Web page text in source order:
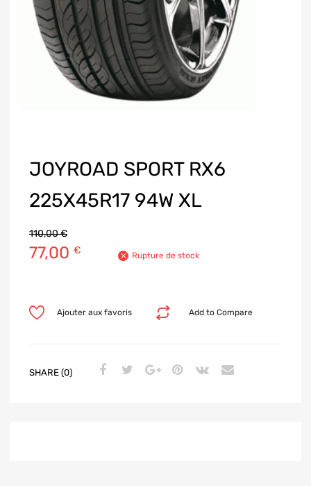
JOYROAD SPORT RX6
225X45R17 94W XL
110,00€
77,00 € Rupture de stock
Add to Compare
Ajouter aux favoris
SHARE (0)